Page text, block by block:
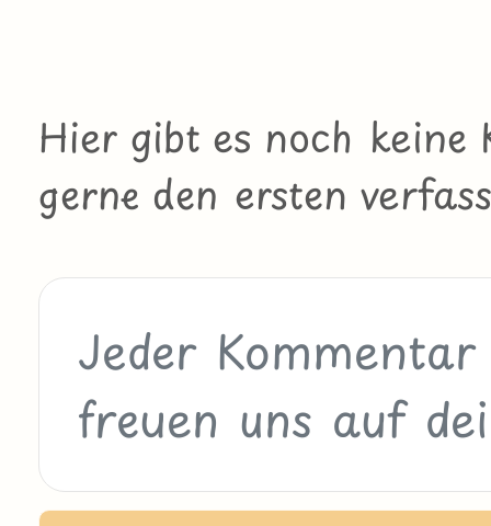
Hier gibt es noch keine
gerne den ersten